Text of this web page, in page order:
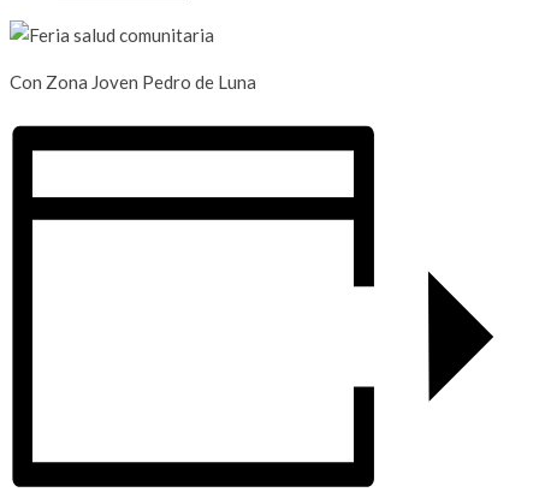
Con Zona Joven Pedro de Luna